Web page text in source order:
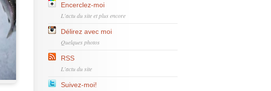
Encerclez-moi
L'actu du site et plus encore
Délirez avec moi
Quelques photos
RSS
L'actu du site
Suivez-moi!